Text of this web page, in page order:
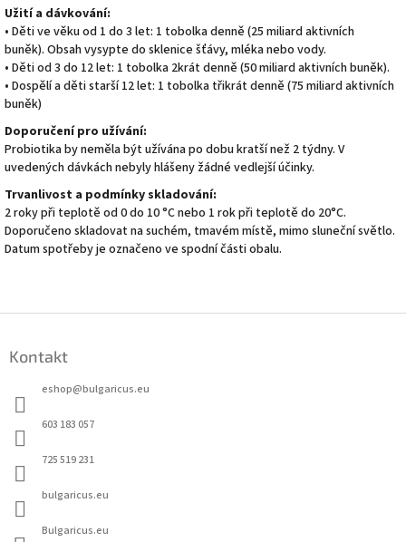
Užití a dávkování:
• Děti ve věku od 1 do 3 let: 1 tobolka denně (25 miliard aktivních
buněk). Obsah vysypte do sklenice šťávy, mléka nebo vody.
• Děti od 3 do 12 let: 1 tobolka 2krát denně (50 miliard aktivních buněk).
• Dospělí a děti starší 12 let: 1 tobolka třikrát denně (75 miliard aktivních
buněk)
Doporučení pro užívání:
Probiotika by neměla být užívána po dobu kratší než 2 týdny. V
uvedených dávkách nebyly hlášeny žádné vedlejší účinky.
Trvanlivost a podmínky skladování:
2 roky při teplotě od 0 do 10 °C nebo 1 rok při teplotě do 20°C.
Doporučeno skladovat na suchém, tmavém místě, mimo sluneční světlo.
Datum spotřeby je označeno ve spodní části obalu.
Kontakt
eshop@bulgaricus.eu
603 183 057
725 519 231
bulgaricus.eu
Bulgaricus.eu